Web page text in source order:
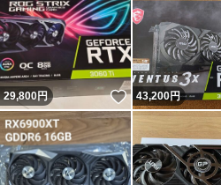
29,800円 いいね！
43,200円